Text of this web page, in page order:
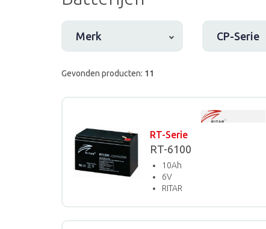
Merk CP-Serie
Gevonden producten: 11
RT-Serie
RT-6100
10Ah
6V
RITAR